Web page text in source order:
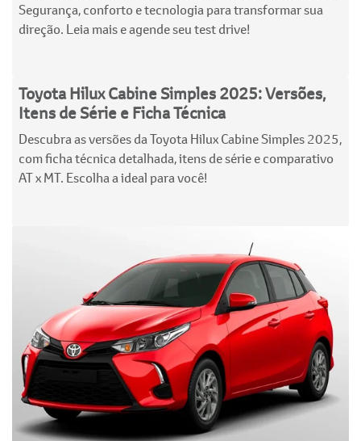
Segurança, conforto e tecnologia para transformar sua
direção. Leia mais e agende seu test drive!
Toyota Hilux Cabine Simples 2025: Versões,
Itens de Série e Ficha Técnica
Descubra as versões da Toyota Hilux Cabine Simples 2025,
com ficha técnica detalhada, itens de série e comparativo
AT x MT. Escolha a ideal para você!